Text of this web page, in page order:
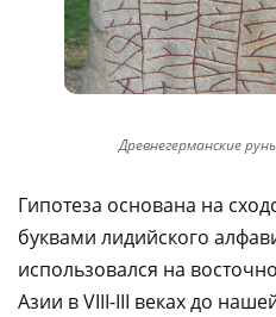
Древнегерманские
Гипотеза основана на
буквами лидийского
использовался на
Азии в VIII-III веках до